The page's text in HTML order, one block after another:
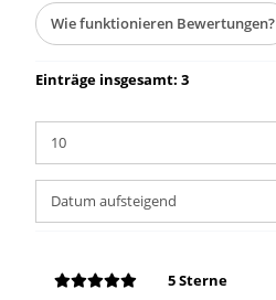
Wie funktionieren Bewertungen?
Einträge insgesamt: 3
5 Sterne